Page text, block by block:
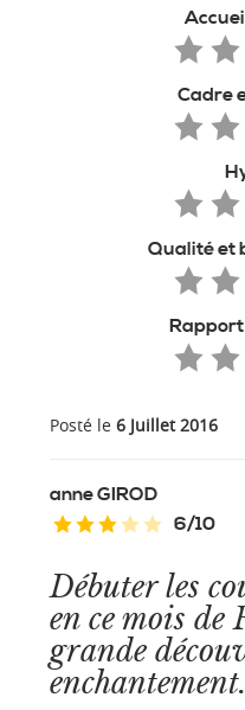
Cadre
Qualité et
Posté le 6 Juillet 2016
anneGIROD
6/10
Débuter les
en ce mois de
grande
enchantement.